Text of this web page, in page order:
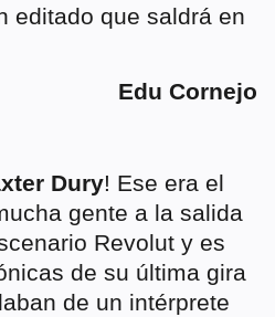
editado que saldrá en
Edu Cornejo
Dury! Ese era el
gente a la salida
Revolut y es
de su última gira
de un intérprete